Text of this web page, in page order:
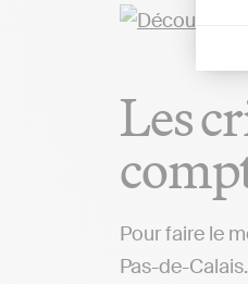
Les
Pour faire le
Pas-de-